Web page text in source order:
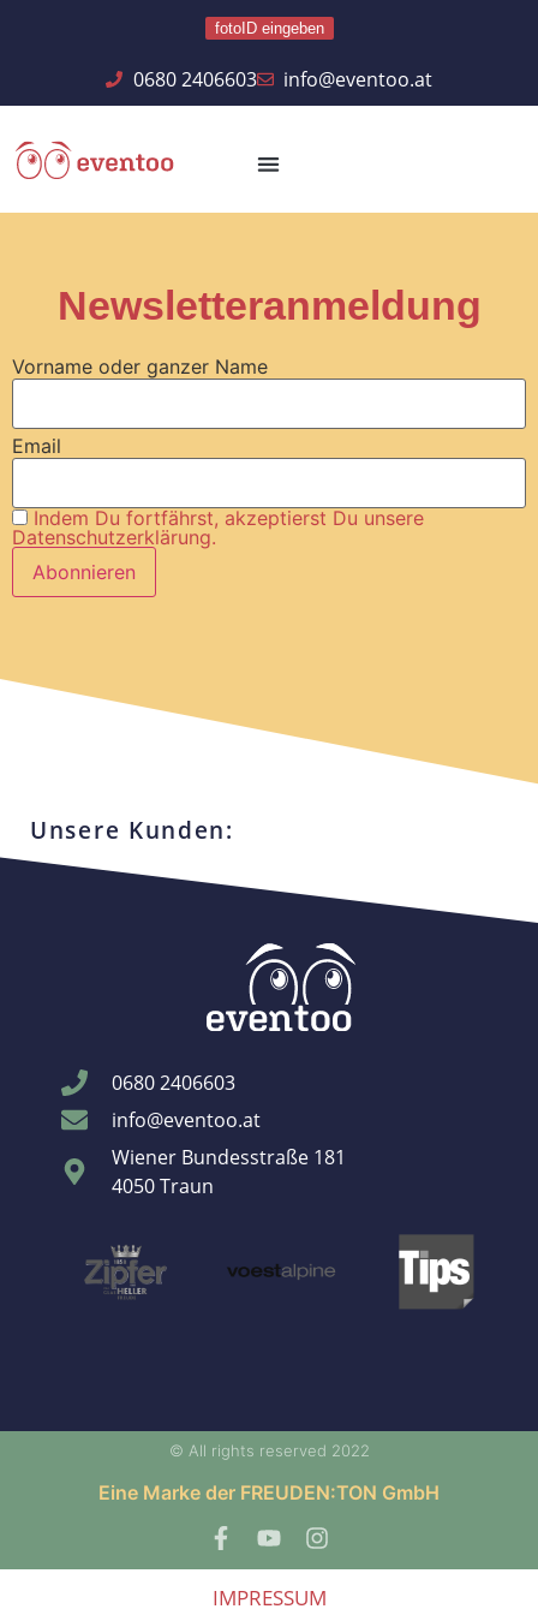
fotoID eingeben
0680 2406603 info@eventoo.at
Newsletteranmeldung
Vorname oder ganzer Name
Email
Indem Du fortfährst, akzeptierst Du unsere
Datenschutzerklärung.
Unsere Kunden:
0680 2406603
info@eventoo.at
Wiener Bundesstraße 181
4050 Traun
© All rights reserved 2022
Eine Marke der FREUDEN:TON GmbH
IMPRESSUM